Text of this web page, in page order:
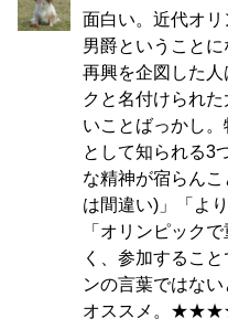
面白い。近代オ
男爵ということ
再興を企図した
クと名付けられ
いことばっかし
として知られる3
な精神が宿らん
は間違い)」「よ
「オリンピック
く、参加するこ
ンの言葉ではない
オススメ。